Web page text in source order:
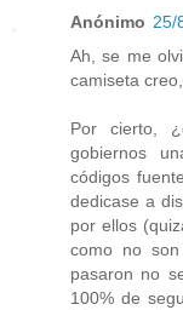
Anónimo 25/
Ah, se me
camiseta
Por cierto,
gobiernos
códigos
dedicase a
por ellos
como no
pasaron no
100% de